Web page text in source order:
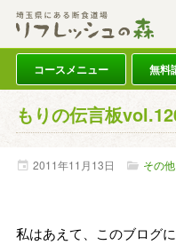
コースメニュー 無料
もりの伝言板
2011年11月13日 その他
私はあえて、このブログに